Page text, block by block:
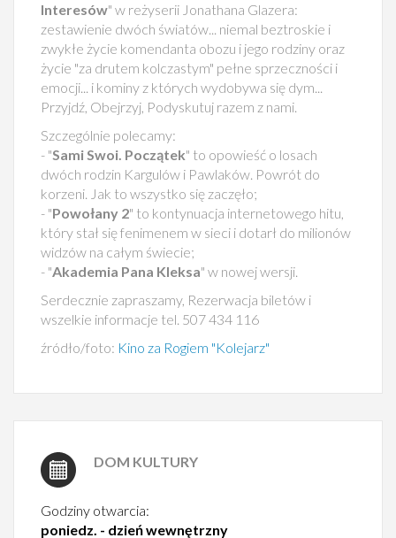
Interesów" w reżyserii Jonathana Glazera:
zestawienie dwóch światów... niemal beztroskie i
zwykłe życie komendanta obozu i jego rodziny oraz
życie "za drutem kolczastym" pełne sprzeczności i
emocji... i kominy z których wydobywa się dym...
Przyjdź, Obejrzyj, Podyskutuj razem z nami.
Szczególnie polecamy:
- "Sami Swoi. Początek" to opowieść o losach
dwóch rodzin Kargulów i Pawlaków. Powrót do
korzeni. Jak to wszystko się zaczęło;
- "Powołany 2" to kontynuacja internetowego hitu,
który stał się fenimenem w sieci i dotarł do milionów
widzów na całym świecie;
- "Akademia Pana Kleksa" w nowej wersji.
Serdecznie zapraszamy, Rezerwacja biletów i
wszelkie informacje tel. 507 434 116
źródło/foto: Kino za Rogiem "Kolejarz"
DOM KULTURY
Godziny otwarcia:
poniedz. - dzień wewnętrzny